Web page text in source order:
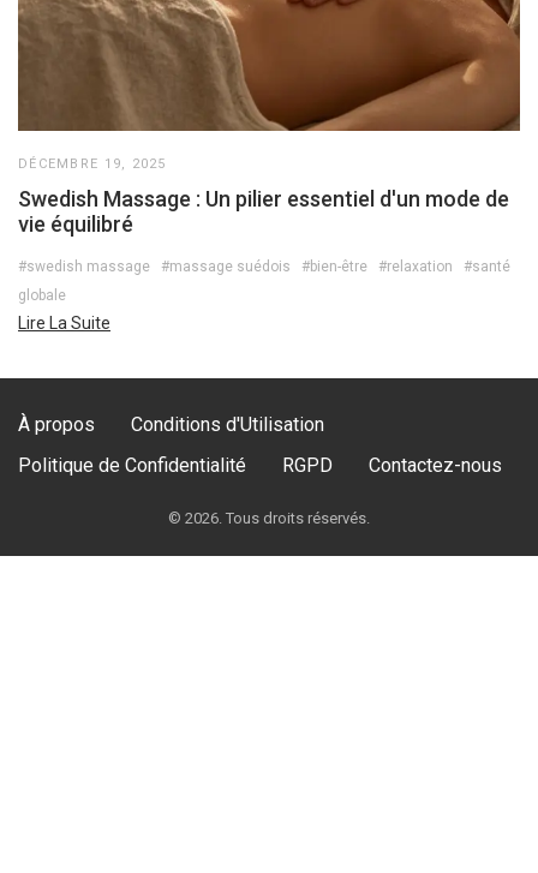
DÉCEMBRE 19, 2025
Swedish Massage : Un pilier essentiel d'un mode de
vie équilibré
#swedish massage #massage suédois #bien-être #relaxation
#santé
globale
Lire La Suite
À propos
Conditions d'Utilisation
Politique de Confidentialité
RGPD Contactez-nous
© 2026. Tous droits réservés.